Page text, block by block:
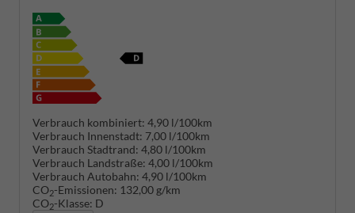
Verbrauch kombiniert: 4,90 l/100km
Verbrauch Innenstadt: 7,00 l/100km
Verbrauch Stadtrand: 4,80 l/100km
Verbrauch Landstraße: 4,00 l/100km
Verbrauch Autobahn: 4,90 l/100km
CO2-Emissionen: 132,00 g/km
CO2-Klasse: D